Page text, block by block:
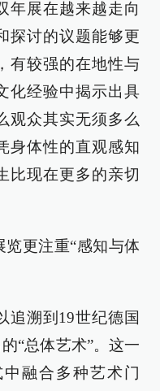
年展在越来越走向
探讨的议题能够更
有较强的在地性与
化经验中揭示出具
观众其实无须多么
身体性的直观感知
比现在更多的亲切
更注重“感知与体
追溯到19世纪德国
“总体艺术”。这一
融合多种艺术门